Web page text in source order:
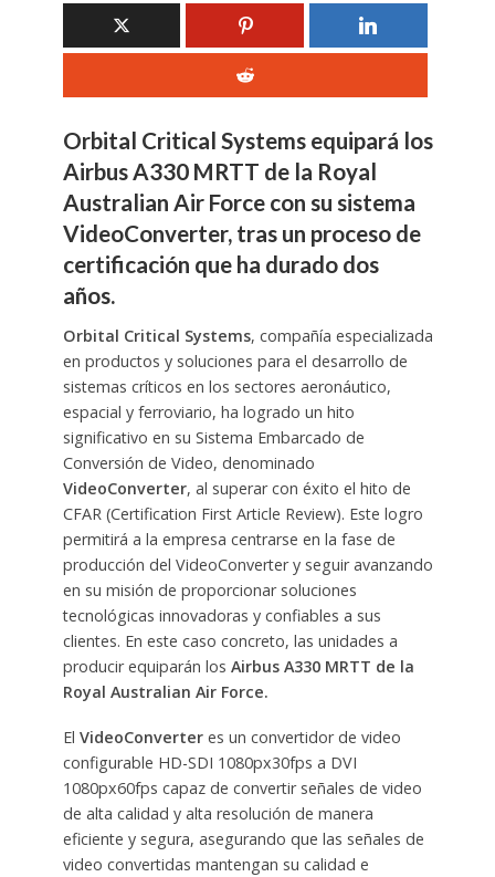
Orbital Critical Systems equipará los
Airbus A330 MRTT de la Royal
Australian Air Force con su sistema
VideoConverter, tras un proceso de
certificación que ha durado dos
años.
Orbital Critical Systems, compañía especializada
en productos y soluciones para el desarrollo de
sistemas críticos en los sectores aeronáutico,
espacial y ferroviario, ha logrado un hito
significativo en su Sistema Embarcado de
Conversión de Video, denominado
VideoConverter, al superar con éxito el hito de
CFAR (Certification First Article Review). Este logro
permitirá a la empresa centrarse en la fase de
producción del VideoConverter y seguir avanzando
en su misión de proporcionar soluciones
tecnológicas innovadoras y confiables a sus
clientes. En este caso concreto, las unidades a
producir equiparán los Airbus A330 MRTT de la
Royal Australian Air Force.
El VideoConverteres un convertidor de video
configurable HD-SDI 1080px30fps a DVI
1080px60fps capaz de convertir señales de video
de alta calidad y alta resolución de manera
eficiente y segura, asegurando que las señales de
video convertidas mantengan su calidad e